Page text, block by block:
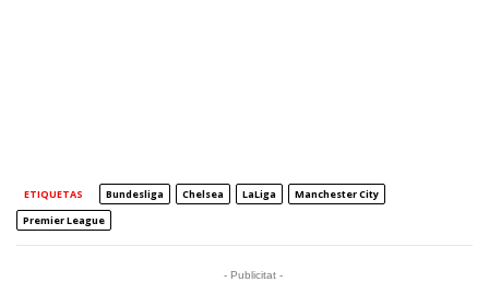
ETIQUETAS Bundesliga Chelsea LaLiga
Manchester City
Premier League
- Publicitat -